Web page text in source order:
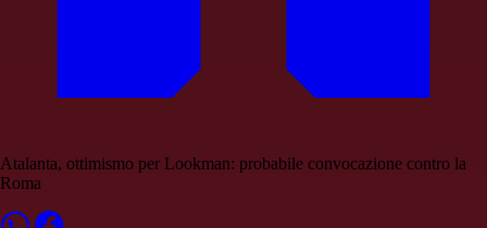
Atalanta, ottimismo per Lookman: probabile convocazione contro la
Roma